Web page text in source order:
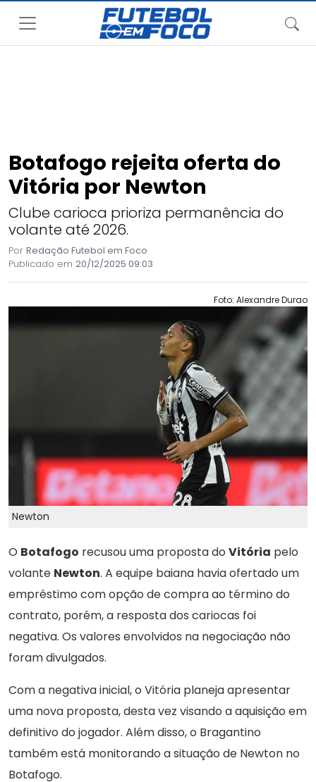
Botafogo rejeita oferta do
Vitória por Newton
Clube carioca prioriza permanência do
volante até 2026.
Por Redação Futebol em Foco
Publicado em 20/12/2025 09:03
Foto: Alexandre Durao
Newton
O Botafogo recusou uma proposta do Vitória pelo
volante Newton. A equipe baiana havia ofertado um
empréstimo com opção de compra ao término do
contrato, porém, a resposta dos cariocas foi
negativa. Os valores envolvidos na negociação não
foram divulgados.
Com a negativa inicial, o Vitória planeja apresentar
uma nova proposta, desta vez visando a aquisição em
definitivo do jogador. Além disso, o Bragantino
também está monitorando a situação de Newton no
Botafogo.